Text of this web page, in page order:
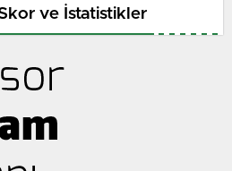
ve İstatistikler